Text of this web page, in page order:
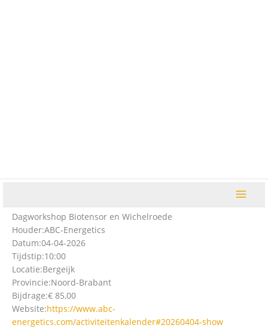
Dagworkshop Biotensor en Wichelroede
Houder:ABC-Energetics
Datum:04-04-2026
Tijdstip:10:00
Locatie:Bergeijk
Provincie:Noord-Brabant
Bijdrage:€ 85,00
Website:https://www.abc-
energetics.com/activiteitenkalender#20260404-show